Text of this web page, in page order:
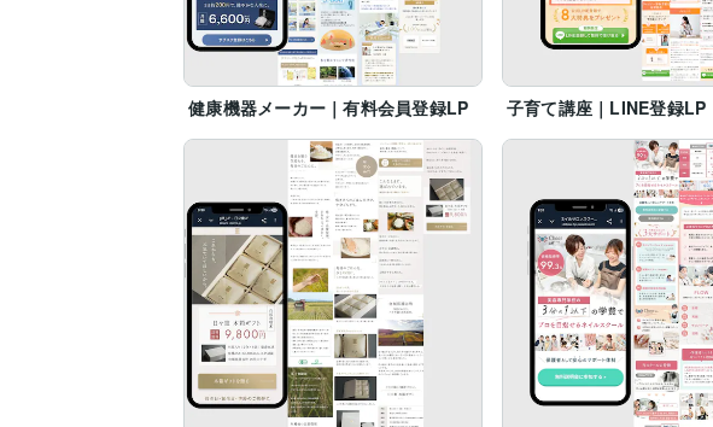
LP専門のWebデザイナーとして活動しています。
マーケティングやライティングも学びながら、
見た目だけでなく導線や伝わりやすさも意識したLP制作を行っ
個人起業家様向けのLP制作を中心に活動中。
【使用ツール】
Photoshop
WordPress
健康機器メーカー｜有料会員登録LP 子育て講座｜LINE登録LP